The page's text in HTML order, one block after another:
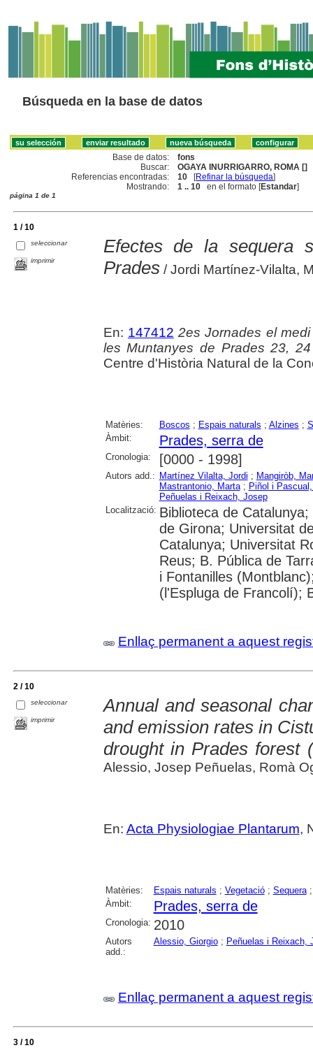
Búsqueda en la base de datos
Base de datos:
fons
Buscar:
OGAYA INURRIGARRO, ROMA []
Referencias encontradas:
10 [Refinar la búsqueda]
Mostrando:
1 .. 10 en el formato [Estandar]
página 1 de 1
1 / 10
seleccionar
imprimir
Efectes de la sequera
Prades/ Jordi Martínez-Vilalta,
En: 147412 2es Jornades el
les Muntanyes de Prades 23,
Centre d'Història Natural de la
Matèries: Boscos ; Espais naturals ; Alzines ;
Àmbit:
Prades, serra de
Cronologia: [0000 - 1998]
Autors add.: Martínez Vilalta, Jordi ; Mangiròb,
Mastrantonio, Marta; Piñol i
Peñuelas i Reixach, Josep
Localització: Biblioteca de
de Girona; Universitat
Catalunya; Universitat
Reus; B. Pública de
i Fontanilles
(l'Espluga de Francolí);
Enllaç permanent a aquest
2 / 10
seleccionar
imprimir
Annual and seasonal
and emission rates in
drought in Prades forest
Alessio, Josep Peñuelas, Romà
En: Acta Physiologiae Plantarum,
Matèries: Espais naturals ; Vegetació; Sequera
Àmbit:
Prades, serra de
Cronologia: 2010
Autors
add.:
Alessio, Giorgio; Peñuelas i Reixach,
Enllaç permanent a aquest
3 / 10